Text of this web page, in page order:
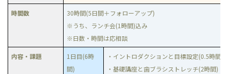
時間数
30時間(5日間＋フォローアップ)
※うち、ランチ会(1時間)込み
※日数・時間は応相談
内容・課題
1日目(6時
間)
・イントロダクションと目標設定(0.5時間)
・基礎講座と歯ブラシストレッチ(2時間)